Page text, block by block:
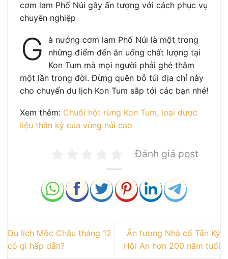
cơm lam Phố Núi gây ấn tượng với cách phục vụ
chuyên nghiệp
G
à nướng cơm lam Phố Núi là một trong
những điểm đến ăn uống chất lượng tại
Kon Tum mà mọi người phải ghé thăm
một lần trong đời. Đừng quên bỏ túi địa chỉ này
cho chuyến du lịch Kon Tum sắp tới các bạn nhé!
Xem thêm: Chuối hột rừng Kon Tum, loại dược
liệu thần kỳ của vùng núi cao
Đánh giá post
Du lịch Mộc Châu tháng 12
có gì hấp dẫn?
Ấn tượng Nhà cổ Tấn Ký
Hội An hơn 200 năm tuổi